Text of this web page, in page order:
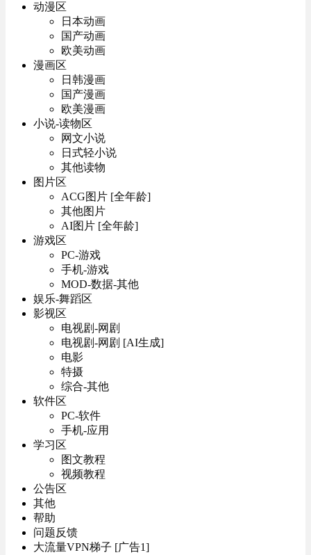
动漫区
日本动画
国产动画
欧美动画
漫画区
日韩漫画
国产漫画
欧美漫画
小说-读物区
网文小说
日式轻小说
其他读物
图片区
ACG图片 [全年龄]
其他图片
AI图片 [全年龄]
游戏区
PC-游戏
手机-游戏
MOD-数据-其他
娱乐-舞蹈区
影视区
电视剧-网剧
电视剧-网剧 [AI生成]
电影
特摄
综合-其他
软件区
PC-软件
手机-应用
学习区
图文教程
视频教程
公告区
其他
帮助
问题反馈
大流量VPN梯子 [广告1]